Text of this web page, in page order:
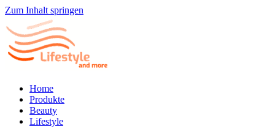
Zum Inhalt springen
Home
Produkte
Beauty
Lifestyle